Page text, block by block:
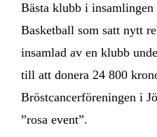
Bästa klubb i insamlingen
Basketball som satt nytt
insamlad av en klubb
till att donera 24 800
Bröstcancerföreningen i
”rosa event”.